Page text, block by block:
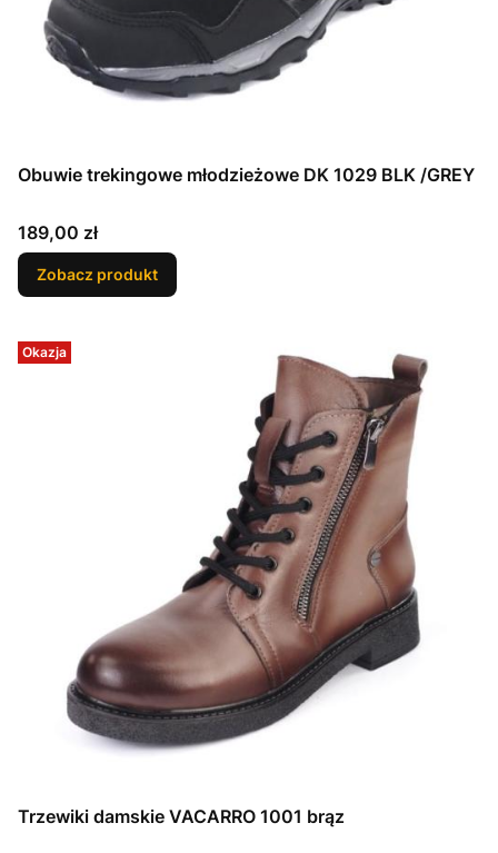
Obuwie trekingowe młodzieżowe DK 1029 BLK /GREY
Cena
189,00 zł
Zobacz produkt
Okazja
Trzewiki damskie VACARRO 1001 brąz